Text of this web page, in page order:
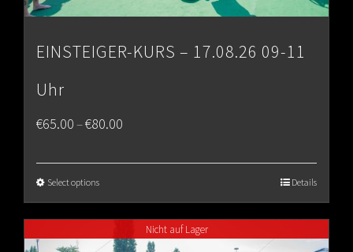
EINSTEIGER-KURS – 17.08.26 09-11
Uhr
€65.00–€80.00
€80.00
Select options Details
Nicht auf Lager